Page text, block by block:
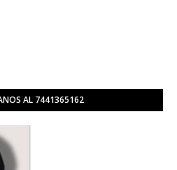
AL 7441365162